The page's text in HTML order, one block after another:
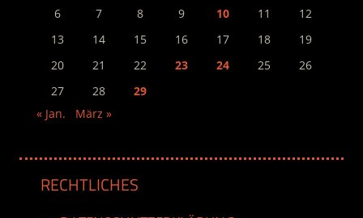
6
7 8 9 10 11
12
13
14 15 16 17 18
19
20
21 22 23 24 25
26
27
28
29
« Jan.
März »
RECHTLICHES